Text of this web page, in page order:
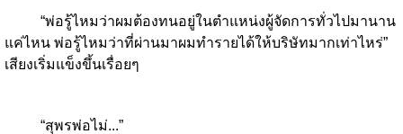
“พ่อรู้ไหมว่าผมต้องทนอยู่ในตำแหน่งผู้จัดการทั่วไปมานาน
แค่ไหน พ่อรู้ไหมว่าที่ผ่านมาผมทำรายได้ให้บริษัทมากเท่าไหร่”
เสียงเริ่มแข็งขึ้นเรื่อยๆ
“สุพรพ่อไม่...”